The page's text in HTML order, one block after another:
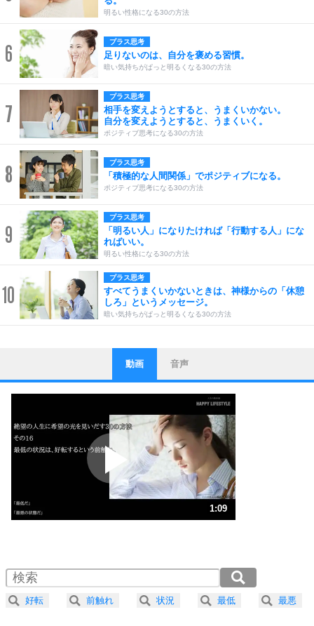
明るい性格になる30の方法
6 プラス思考
足りないのは、自分を褒める習慣。
暗い気持ちがぱっと明るくなる30の方法
7
プラス思考
相手を変えようとすると、うまくいかない。
自分を変えようとすると、うまくいく。
ポジティブ思考になる30の方法
8 プラス思考
「積極的な人間関係」でポジティブになる。
ポジティブ思考になる30の方法
9
プラス思考
「明るい人」になりたければ「行動する人」にな
ればいい。
明るい性格になる30の方法
10
プラス思考
すべてうまくいかないときは、神様からの「休憩
しろ」というメッセージ。
暗い気持ちがぱっと明るくなる30の方法
1
ストレス対策
他人と比べない。
いっそのこと、他人を見ない。
いらいらしない人になる30の方法
プラス思考
ポジティブになれない原因は、行動しないから。
ポジティブ思考になる30の方法
ストレス対策
人生、なんとかなるもの。
気楽に生きる30の方法
4 器の大きい人は、怒りを優しさで表現する。
動画 音声
1:09
2.0倍速 （136KB 34秒）
2.5倍速 （109KB 27秒）
3.0倍速 （91KB 23秒）
好転 前触れ 状況 最低 最悪